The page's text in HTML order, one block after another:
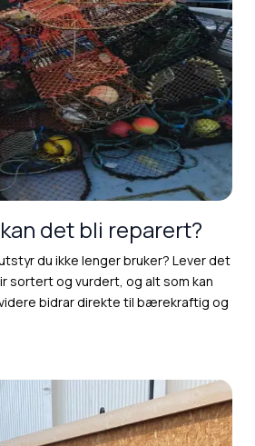
det bli reparert?
du ikke lenger bruker? Lever det
sortert og vurdert, og alt som kan
bidrar direkte til bærekraftig og